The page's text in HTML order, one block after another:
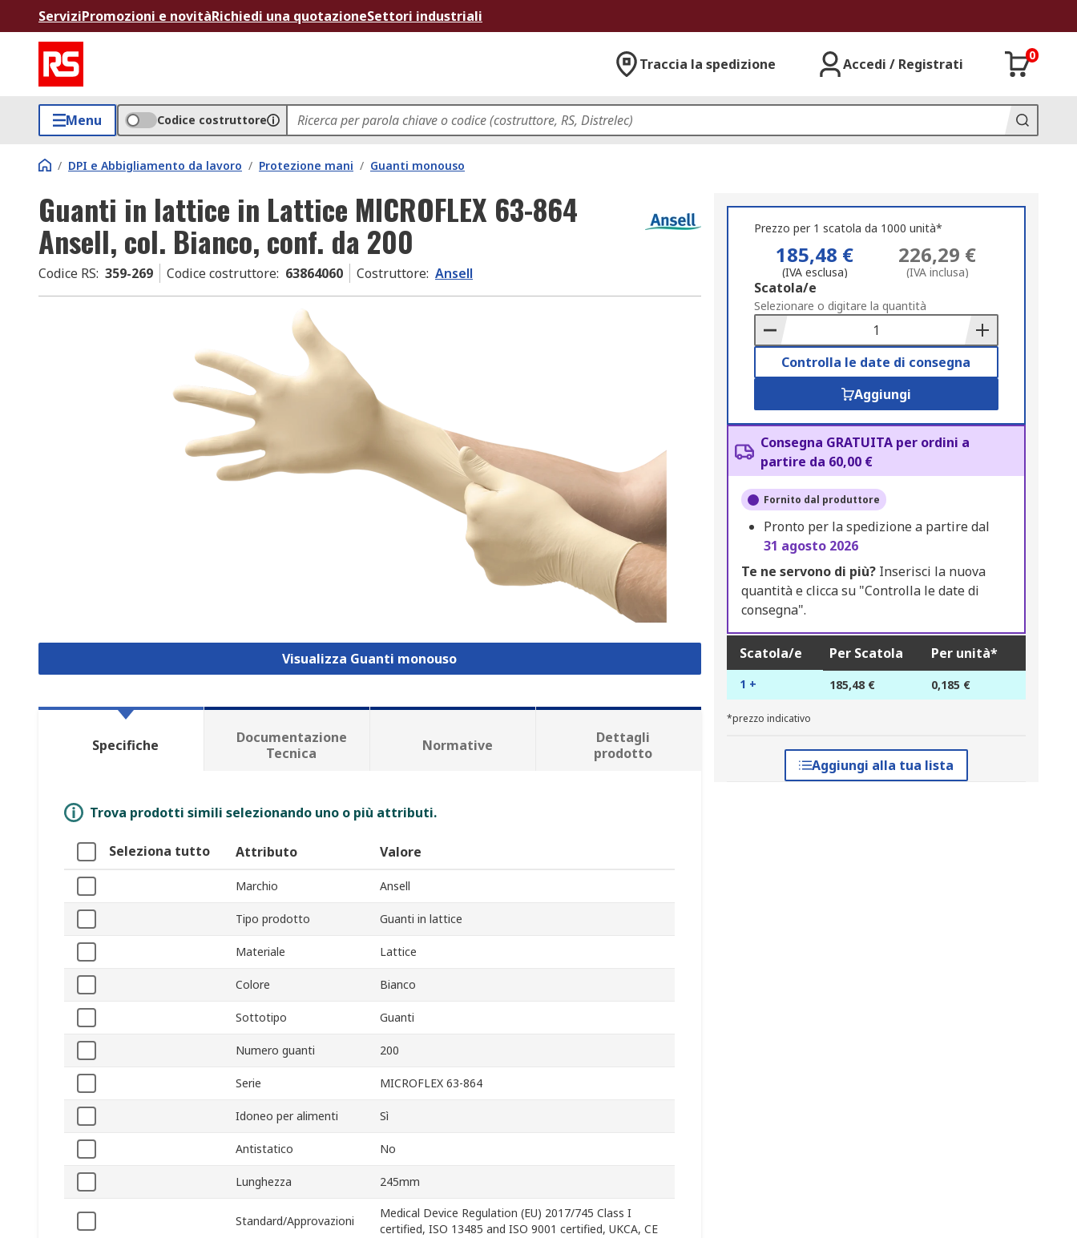
ServiziPromozioni e novitàRichiedi una quotazioneSettori industriali
Traccia la spedizione Accedi / Registrati
0
Menu Codice costruttore
/ DPI e Abbigliamento da lavoro / Protezione mani / Guanti monouso
Guanti in lattice in Lattice MICROFLEX 63-864
Ansell, col. Bianco, conf. da 200
Codice RS: 359-269 Codice costruttore: 63864060 Costruttore: Ansell
Visualizza Guanti monouso
Prezzo per 1 scatola da 1000 unità*
185,48 €
(IVA esclusa)
226,29 €
(IVA inclusa)
Add
to
Basket
Scatola/e
Selezionare o digitare la quantità
Controlla le date di consegna
Aggiungi
Consegna GRATUITA per ordini a
partire da 60,00 €
Fornito dal produttore
Pronto per la spedizione a partire dal
31 agosto 2026
Te ne servono di più?Inserisci la nuova
quantità e clicca su "Controlla le date di
consegna".
Scatola/e Per Scatola Per unità*
1 + 185,48 € 0,185 €
*prezzo indicativo
Aggiungi alla tua lista
Specifiche
Documentazione
Tecnica
Normative
Dettagli
prodotto
Trova prodotti simili selezionando uno o più attributi.
Seleziona tutto Attributo Valore
Marchio Ansell
Tipo prodotto Guanti in lattice
Materiale Lattice
Colore Bianco
Sottotipo Guanti
Numero guanti 200
Serie MICROFLEX 63-864
Idoneo per alimenti Sì
Antistatico No
Lunghezza 245mm
Standard/Approvazioni
Medical Device Regulation (EU) 2017/745 Class I
certified, ISO 13485 and ISO 9001 certified, UKCA, CE